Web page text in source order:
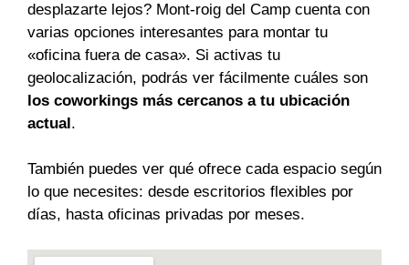
desplazarte lejos? Mont-roig del Camp cuenta con
varias opciones interesantes para montar tu
«oficina fuera de casa». Si activas tu
geolocalización, podrás ver fácilmente cuáles son
los coworkings más cercanos a tu ubicación
actual.
También puedes ver qué ofrece cada espacio según
lo que necesites: desde escritorios flexibles por
días, hasta oficinas privadas por meses.